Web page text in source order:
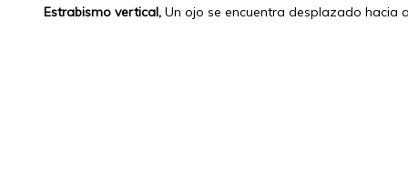
Estrabismo vertical, Un ojo se encuentra desplazado hacia